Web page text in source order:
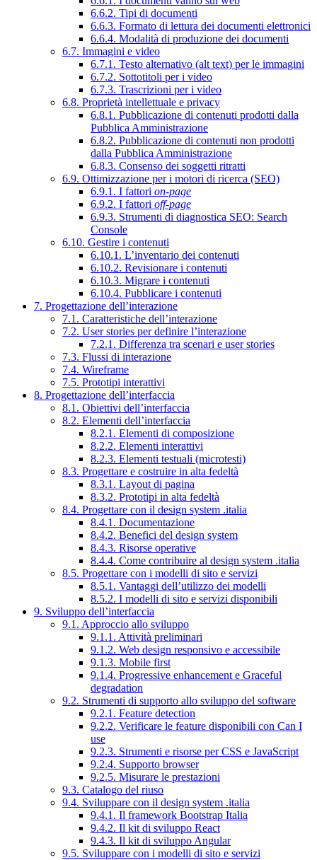
6.6.2. Tipi di documenti
6.6.3. Formato di lettura dei documenti elettronici
6.6.4. Modalità di produzione dei documenti
6.7. Immagini e video
6.7.1. Testo alternativo (alt text) per le immagini
6.7.2. Sottotitoli per i video
6.7.3. Trascrizioni per i video
6.8. Proprietà intellettuale e privacy
6.8.1. Pubblicazione di contenuti prodotti dalla
Pubblica Amministrazione
6.8.2. Pubblicazione di contenuti non prodotti
dalla Pubblica Amministrazione
6.8.3. Consenso dei soggetti ritratti
6.9. Ottimizzazione per i motori di ricerca (SEO)
6.9.1. I fattori on-page
6.9.2. I fattori off-page
6.9.3. Strumenti di diagnostica SEO: Search
Console
6.10. Gestire i contenuti
6.10.1. L’inventario dei contenuti
6.10.2. Revisionare i contenuti
6.10.3. Migrare i contenuti
6.10.4. Pubblicare i contenuti
7. Progettazione dell’interazione
7.1. Caratteristiche dell’interazione
7.2. User stories per definire l’interazione
7.2.1. Differenza tra scenari e user stories
7.3. Flussi di interazione
7.4. Wireframe
7.5. Prototipi interattivi
8. Progettazione dell’interfaccia
8.1. Obiettivi dell’interfaccia
8.2. Elementi dell’interfaccia
8.2.1. Elementi di composizione
8.2.2. Elementi interattivi
8.2.3. Elementi testuali (microtesti)
8.3. Progettare e costruire in alta fedeltà
8.3.1. Layout di pagina
8.3.2. Prototipi in alta fedeltà
8.4. Progettare con il design system .italia
8.4.1. Documentazione
8.4.2. Benefici del design system
8.4.3. Risorse operative
8.4.4. Come contribuire al design system .italia
8.5. Progettare con i modelli di sito e servizi
8.5.1. Vantaggi dell’utilizzo dei modelli
8.5.2. I modelli di sito e servizi disponibili
9. Sviluppo dell’interfaccia
9.1. Approccio allo sviluppo
9.1.1. Attività preliminari
9.1.2. Web design responsivo e accessibile
9.1.3. Mobile first
9.1.4. Progressive enhancement e Graceful
degradation
9.2. Strumenti di supporto allo sviluppo del software
9.2.1. Feature detection
9.2.2. Verificare le feature disponibili con Can I
use
9.2.3. Strumenti e risorse per CSS e JavaScript
9.2.4. Supporto browser
9.2.5. Misurare le prestazioni
9.3. Catalogo del riuso
9.4. Sviluppare con il design system .italia
9.4.1. Il framework Bootstrap Italia
9.4.2. Il kit di sviluppo React
9.4.3. Il kit di sviluppo Angular
9.5. Sviluppare con i modelli di sito e servizi